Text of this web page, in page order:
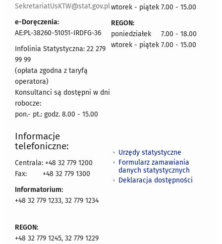
SekretariatUsKTW@stat.gov.pl
e-Doręczenia:
AE:PL-38260-51051-IRDFG-36
Infolinia Statystyczna: 22 279
99 99
(opłata zgodna z taryfą
operatora)
Konsultanci są dostępni w dni
robocze:
pon.- pt.: godz. 8.00 - 15.00
wtorek - piątek 7.00 - 15.00
REGON:
poniedziałek 7.00 - 18.00
wtorek - piątek 7.00 - 15.00
Informacje
telefoniczne:
Centrala: +48 32 779 1200
Fax:
+48 32 779 1300
Informatorium:
+48 32 779 1233, 32 779 1234
REGON:
+48 32 779 1245, 32 779 1229
Urzędy statystyczne
Formularz zamawiania
danych statystycznych
Deklaracja dostępności